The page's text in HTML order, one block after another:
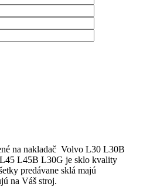
na nakladač Volvo L30 L30B
L45B L30G je sklo kvality
predávane sklá majú
na Váš stroj.